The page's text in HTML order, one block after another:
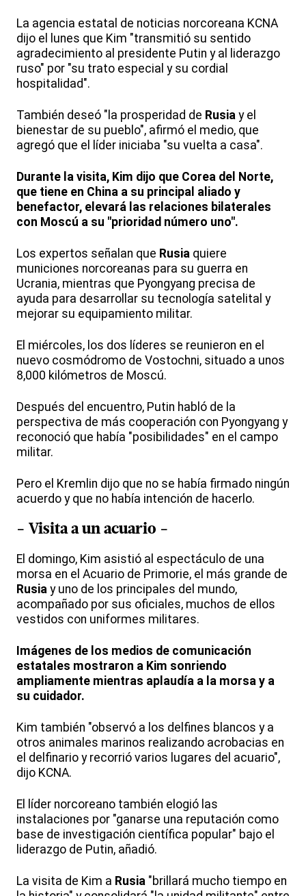
La agencia estatal de noticias norcoreana KCNA
dijo el lunes que Kim "transmitió su sentido
agradecimiento al presidente Putin y al liderazgo
ruso" por "su trato especial y su cordial
hospitalidad".
También deseó "la prosperidad de Rusia y el
bienestar de su pueblo", afirmó el medio, que
agregó que el líder iniciaba "su vuelta a casa".
Durante la visita, Kim dijo que Corea del Norte,
que tiene en China a su principal aliado y
benefactor, elevará las relaciones bilaterales
con Moscú a su "prioridad número uno".
Los expertos señalan que Rusia quiere
municiones norcoreanas para su guerra en
Ucrania, mientras que Pyongyang precisa de
ayuda para desarrollar su tecnología satelital y
mejorar su equipamiento militar.
El miércoles, los dos líderes se reunieron en el
nuevo cosmódromo de Vostochni, situado a unos
8,000 kilómetros de Moscú.
Después del encuentro, Putin habló de la
perspectiva de más cooperación con Pyongyang y
reconoció que había "posibilidades" en el campo
militar.
Pero el Kremlin dijo que no se había firmado ningún
acuerdo y que no había intención de hacerlo.
- Visita a un acuario -
El domingo, Kim asistió al espectáculo de una
morsa en el Acuario de Primorie, el más grande de
Rusia y uno de los principales del mundo,
acompañado por sus oficiales, muchos de ellos
vestidos con uniformes militares.
Imágenes de los medios de comunicación
estatales mostraron a Kim sonriendo
ampliamente mientras aplaudía a la morsa y a
su cuidador.
Kim también "observó a los delfines blancos y a
otros animales marinos realizando acrobacias en
el delfinario y recorrió varios lugares del acuario",
dijo KCNA.
El líder norcoreano también elogió las
instalaciones por "ganarse una reputación como
base de investigación científica popular" bajo el
liderazgo de Putin, añadió.
La visita de Kim a Rusia "brillará mucho tiempo en